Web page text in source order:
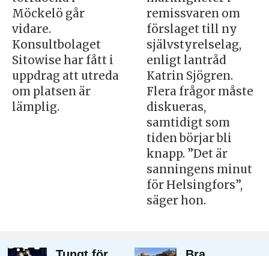
Möckelö går
vidare.
Konsultbolaget
Sitowise har fått i
uppdrag att utreda
om platsen är
lämplig.
remissvaren om
förslaget till ny
självstyrelselag,
enligt lantråd
Katrin Sjögren.
Flera frågor måste
diskueras,
samtidigt som
tiden börjar bli
knapp. ”Det är
sanningens minut
för Helsingfors”,
säger hon.